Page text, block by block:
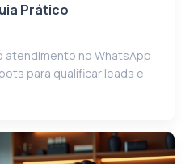
Prático
atendimento no WhatsApp
para qualificar leads e